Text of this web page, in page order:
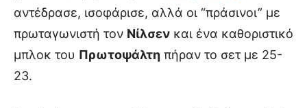
αντέδρασε, ισοφάρισε, αλλά οι “πράσινοι” με
πρωταγωνιστή τον Νίλσεν και ένα καθοριστικό
μπλοκ του Πρωτοψάλτη πήραν το σετ με 25-
23.